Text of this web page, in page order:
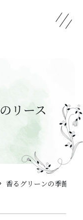
リース
香るグリーンの季節の